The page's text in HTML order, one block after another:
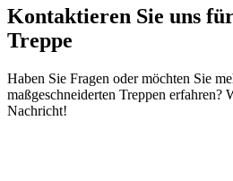
Kontaktieren Sie uns
Treppe
Haben Sie Fragen oder möchten Sie
maßgeschneiderten Treppen erfahren?
Nachricht!